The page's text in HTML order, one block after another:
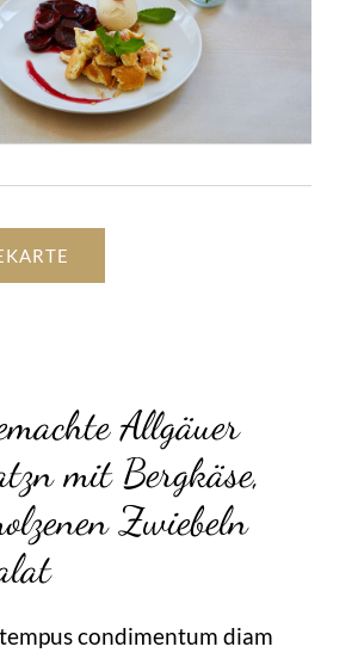
Allgäuer
mit Bergkäse,
Zwiebeln
condimentum diam